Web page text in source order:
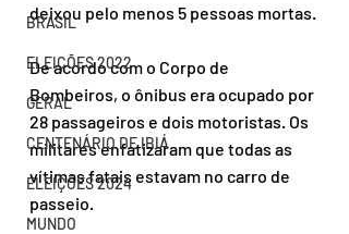
BRASIL
ELEIÇÕES 2022
GERAL
CENTENÁRIO DE IBIÁ
ELEIÇÕES 2024
MUNDO
deixou pelo menos 5 pessoas mortas.
De acordo com o Corpo de
Bombeiros, o ônibus era ocupado por
28 passageiros e dois motoristas. Os
militares enfatizaram que todas as
vítimas fatais estavam no carro de
passeio.